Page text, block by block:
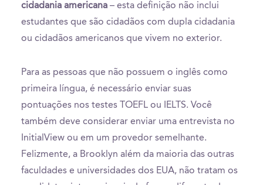
cidadania americana – esta definição não inclui
estudantes que são cidadãos com dupla cidadania
ou cidadãos americanos que vivem no exterior.
Para as pessoas que não possuem o inglês como
primeira língua, é necessário enviar suas
pontuações nos testes TOEFL ou IELTS. Você
também deve considerar enviar uma entrevista no
InitialView ou em um provedor semelhante.
Felizmente, a Brooklyn além da maioria das outras
faculdades e universidades dos EUA, não tratam os